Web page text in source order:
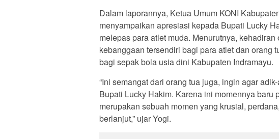
Dalam laporannya, Ketua Umum KONI
menyampaikan apresiasi kepada Bupati Lucky
melepas para atlet muda. Menurutnya,
kebanggaan tersendiri bagi para atlet dan orang
bagi sepak bola usia dini Kabupaten Indramayu.
“Ini semangat dari orang tua juga, ingin agar
Bupati Lucky Hakim. Karena ini momennya baru
merupakan sebuah momen yang krusial,
berlanjut,” ujar Yogi.